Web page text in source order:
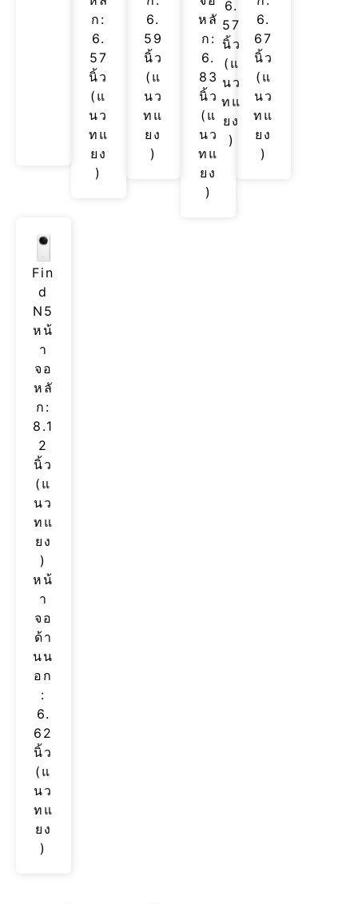
6.
57
นิ้ว
(แ
นว
ทแ
ยง
)
ก:
6.
57
นิ้ว
(แ
นว
ทแ
ยง
)
6.
59
นิ้ว
(แ
นว
ทแ
ยง
)
หลั
ก:
6.
83
นิ้ว
(แ
นว
ทแ
ยง
)
6.
67
นิ้ว
(แ
นว
ทแ
ยง
)
Fin
d
N5
หน้
า
จอ
หลั
ก:
8.1
2
นิ้ว
(แ
นว
ทแ
ยง
)
หน้
า
จอ
ด้า
นน
อก
:
6.
62
นิ้ว
(แ
นว
ทแ
ยง
)